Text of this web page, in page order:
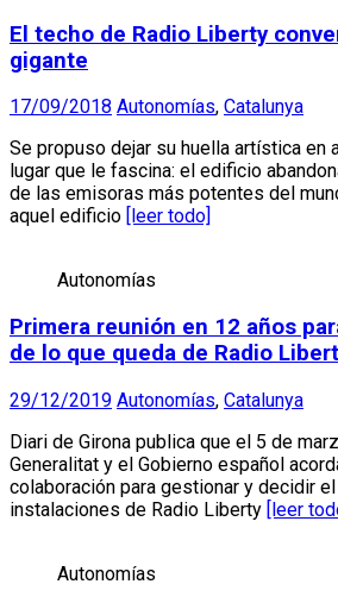
El techo de Radio Liberty
gigante
17/09/2018 Autonomías, Catalunya
Se propuso dejar su huella artística en
lugar que le fascina: el edificio
de las emisoras más potentes del
aquel edificio
[leer todo]
Autonomías
Primera reunión en 12 años
de lo que queda de Radio
29/12/2019 Autonomías, Catalunya
Diari de Girona publica que el 5 de
Generalitat y el Gobierno español
colaboración para gestionar y decidir
instalaciones de Radio Liberty [leer
Autonomías